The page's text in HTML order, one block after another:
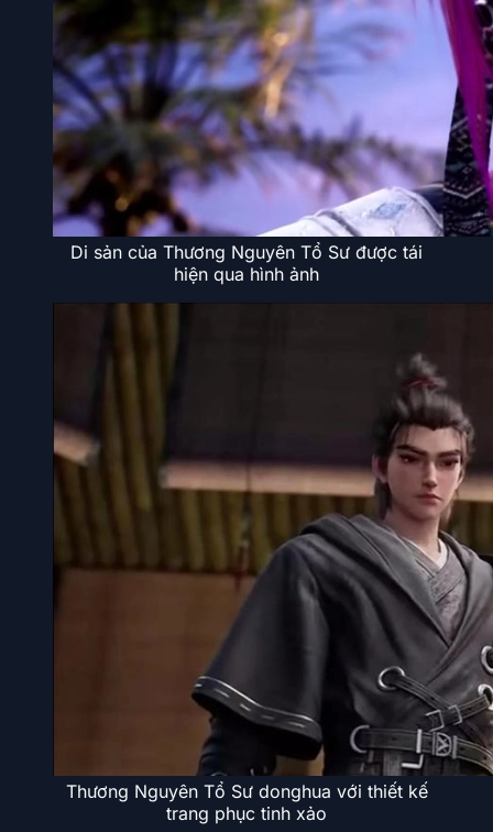
Di sản của Thương Nguyên Tổ Sư được tái
hiện qua hình ảnh
Thương Nguyên Tổ Sư donghua với thiết kế
trang phục tinh xảo